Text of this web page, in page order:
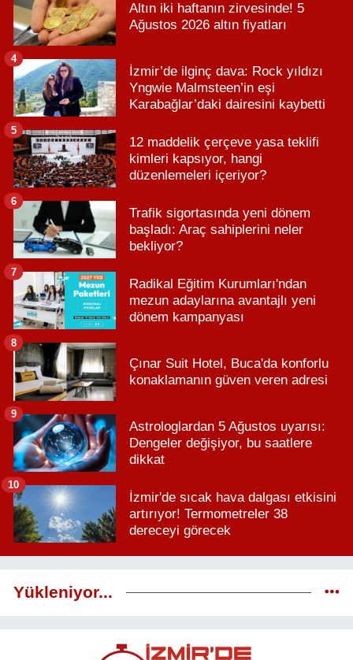
Altın iki haftanın zirvesinde! 5
Ağustos 2026 altın fiyatları
İzmir’de ilginç dava: Rock yıldızı
Yngwie Malmsteen’in eşi
Karabağlar’daki dairesini kaybetti
4
12 maddelik çerçeve yasa teklifi
kimleri kapsıyor, hangi
düzenlemeleri içeriyor?
5
Trafik sigortasında yeni dönem
başladı: Araç sahiplerini neler
bekliyor?
6
Radikal Eğitim Kurumları'ndan
mezun adaylarına avantajlı yeni
dönem kampanyası
7
Çınar Suit Hotel, Buca'da konforlu
konaklamanın güven veren adresi
8
Astrologlardan 5 Ağustos uyarısı:
Dengeler değişiyor, bu saatlere
dikkat
9
İzmir'de sıcak hava dalgası etkisini
artırıyor! Termometreler 38
dereceyi görecek
10
Yükleniyor...